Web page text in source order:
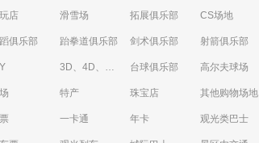
店 滑雪场 拓展俱乐部 CS场地
俱乐部 跆拳道俱乐部 剑术俱乐部 射箭俱乐部
3D、4D、5D艺术体验馆 台球俱乐部 高尔夫球场
特产 珠宝店 其他购物场地
一卡通 年卡 观光类巴士